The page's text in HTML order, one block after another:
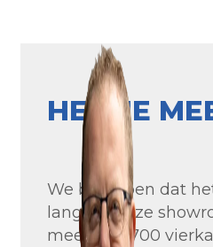
HEB JE
We begrijpen dat
langs in onze
meer dan 700